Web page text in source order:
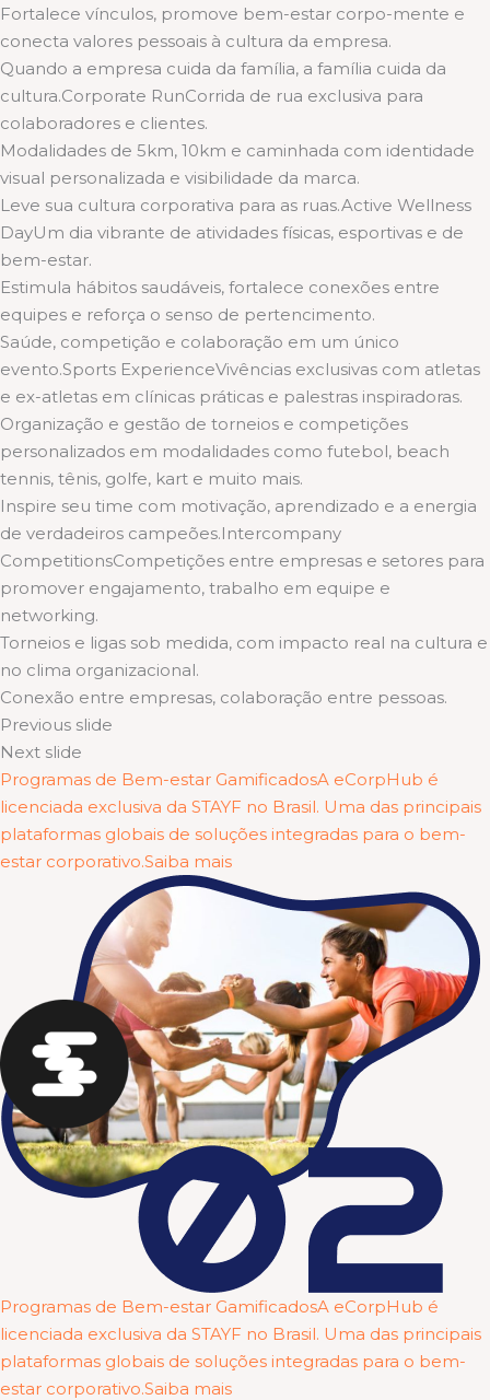
Fortalece vínculos, promove bem-estar corpo-mente e
conecta valores pessoais à cultura da empresa.
Quando a empresa cuida da família, a família cuida da
cultura.Corporate RunCorrida de rua exclusiva para
colaboradores e clientes.
Modalidades de 5km, 10km e caminhada com identidade
visual personalizada e visibilidade da marca.
Leve sua cultura corporativa para as ruas.Active Wellness
DayUm dia vibrante de atividades físicas, esportivas e de
bem-estar.
Estimula hábitos saudáveis, fortalece conexões entre
equipes e reforça o senso de pertencimento.
Saúde, competição e colaboração em um único
evento.Sports ExperienceVivências exclusivas com atletas
e ex-atletas em clínicas práticas e palestras inspiradoras.
Organização e gestão de torneios e competições
personalizados em modalidades como futebol, beach
tennis, tênis, golfe, kart e muito mais.
Inspire seu time com motivação, aprendizado e a energia
de verdadeiros campeões.Intercompany
CompetitionsCompetições entre empresas e setores para
promover engajamento, trabalho em equipe e
networking.
Torneios e ligas sob medida, com impacto real na cultura e
no clima organizacional.
Conexão entre empresas, colaboração entre pessoas.
Previous slide
Next slide
Programas de Bem-estar GamificadosA eCorpHub é
licenciada exclusiva da STAYF no Brasil. Uma das principais
plataformas globais de soluções integradas para o bem-
estar corporativo.Saiba mais
Programas de Bem-estar GamificadosA eCorpHub é
licenciada exclusiva da STAYF no Brasil. Uma das principais
plataformas globais de soluções integradas para o bem-
estar corporativo.Saiba mais